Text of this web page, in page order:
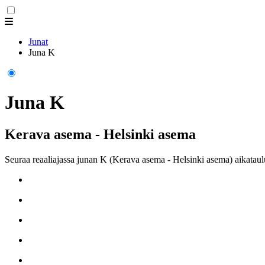
Junat
Juna K
Juna K
Kerava asema - Helsinki asema
Seuraa reaaliajassa junan K (Kerava asema - Helsinki asema)